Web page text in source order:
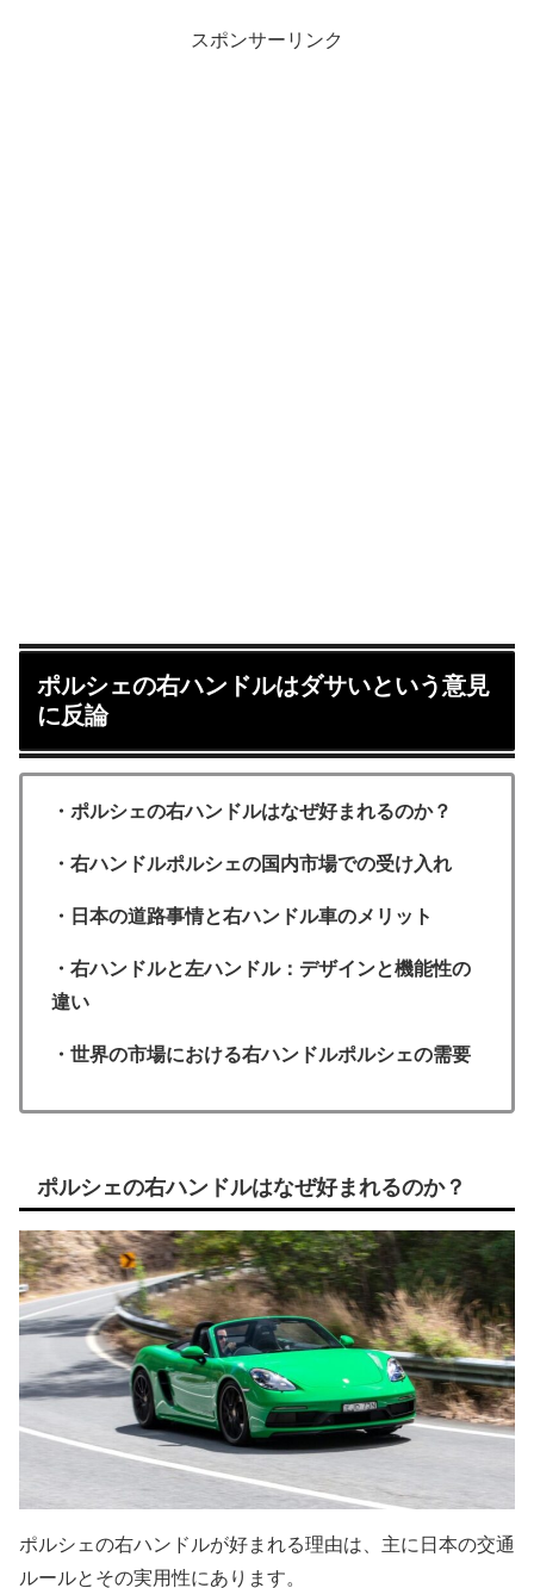
スポンサーリンク
ポルシェの右ハンドルはダサいという意見
に反論
・ポルシェの右ハンドルはなぜ好まれるのか？
・右ハンドルポルシェの国内市場での受け入れ
・日本の道路事情と右ハンドル車のメリット
・右ハンドルと左ハンドル：デザインと機能性の
違い
・世界の市場における右ハンドルポルシェの需要
ポルシェの右ハンドルはなぜ好まれるのか？
ポルシェの右ハンドルが好まれる理由は、主に日本の交通
ルールとその実用性にあります。